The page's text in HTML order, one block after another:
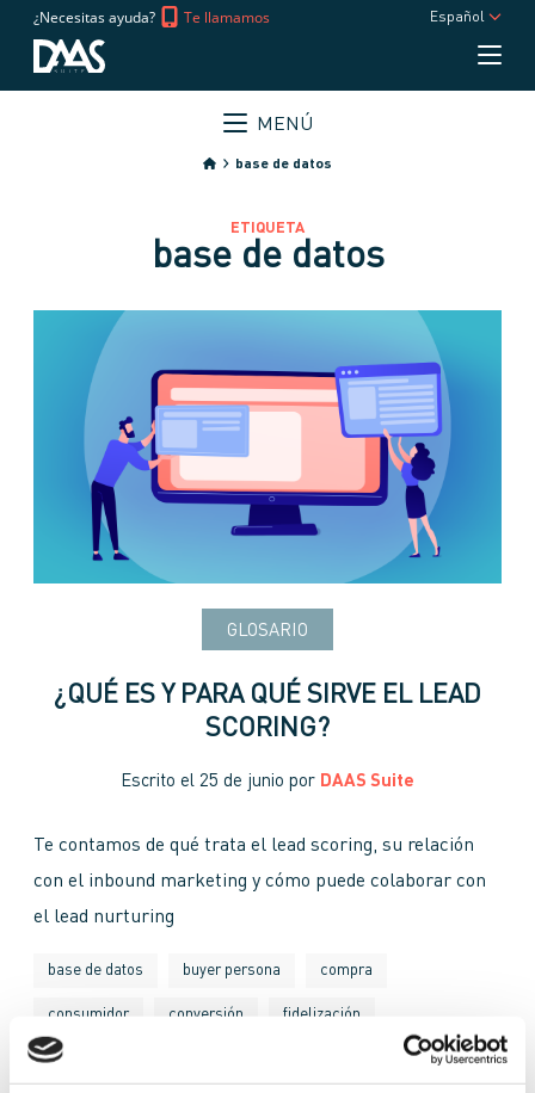
¿Necesitas ayuda? Te llamamos Español
MENÚ
base de datos
ETIQUETA
base de datos
GLOSARIO
¿QUÉ ES Y PARA QUÉ SIRVE EL LEAD
SCORING?
Escrito el 25 de junio por DAAS Suite
Te contamos de qué trata el lead scoring, su relación
con el inbound marketing y cómo puede colaborar con
el lead nurturing
base de datos buyer persona compra
consumidor conversión fidelización
funnel de ventas